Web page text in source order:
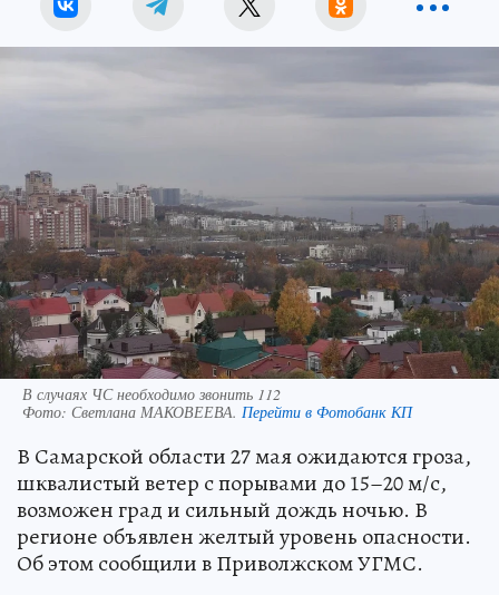
В случаях ЧС необходимо звонить 112
Фото: Светлана МАКОВЕЕВА. Перейти в Фотобанк КП
В Самарской области 27 мая ожидаются гроза,
шквалистый ветер с порывами до 15–20 м/с,
возможен град и сильный дождь ночью. В
регионе объявлен желтый уровень опасности.
Об этом сообщили в Приволжском УГМС.